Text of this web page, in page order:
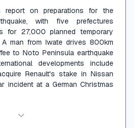
report on preparations for the
with five prefectures
for 27,000 planned temporary
man from Iwate drives 800km
to Noto Peninsula earthquake
developments include
Renault's stake in Nissan
incident at a German Christmas